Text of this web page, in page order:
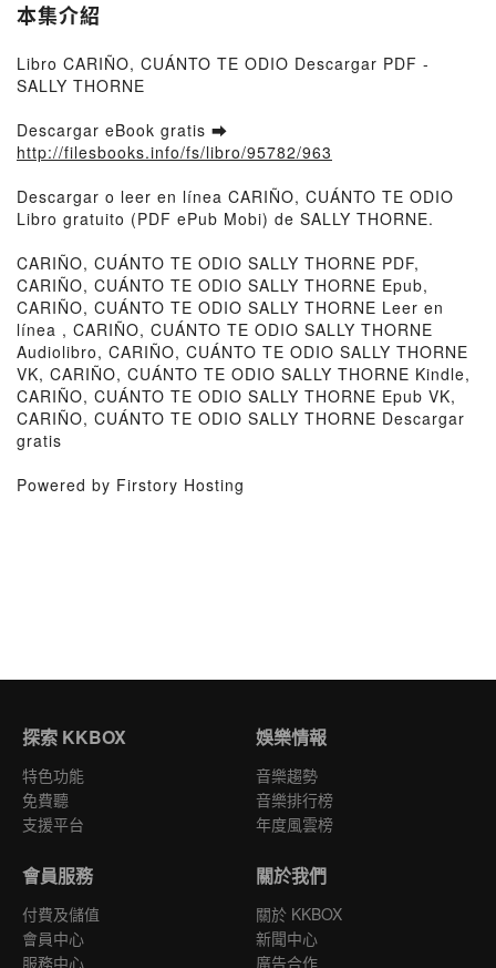
本集介紹
Libro CARIÑO, CUÁNTO TE ODIO Descargar PDF -
SALLY THORNE
Descargar eBook gratis ➡
http://filesbooks.info/fs/libro/95782/963
Descargar o leer en línea CARIÑO, CUÁNTO TE ODIO
Libro gratuito (PDF ePub Mobi) de SALLY THORNE.
CARIÑO, CUÁNTO TE ODIO SALLY THORNE PDF,
CARIÑO, CUÁNTO TE ODIO SALLY THORNE Epub,
CARIÑO, CUÁNTO TE ODIO SALLY THORNE Leer en
línea , CARIÑO, CUÁNTO TE ODIO SALLY THORNE
Audiolibro, CARIÑO, CUÁNTO TE ODIO SALLY THORNE
VK, CARIÑO, CUÁNTO TE ODIO SALLY THORNE Kindle,
CARIÑO, CUÁNTO TE ODIO SALLY THORNE Epub VK,
CARIÑO, CUÁNTO TE ODIO SALLY THORNE Descargar
gratis
Powered by Firstory Hosting
探索 KKBOX
特色功能
免費聽
支援平台
娛樂情報
音樂趨勢
音樂排行榜
年度風雲榜
會員服務
付費及儲值
會員中心
服務中心
關於我們
關於 KKBOX
新聞中心
廣告合作